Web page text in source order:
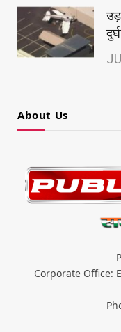
About Us
Corporate Office: